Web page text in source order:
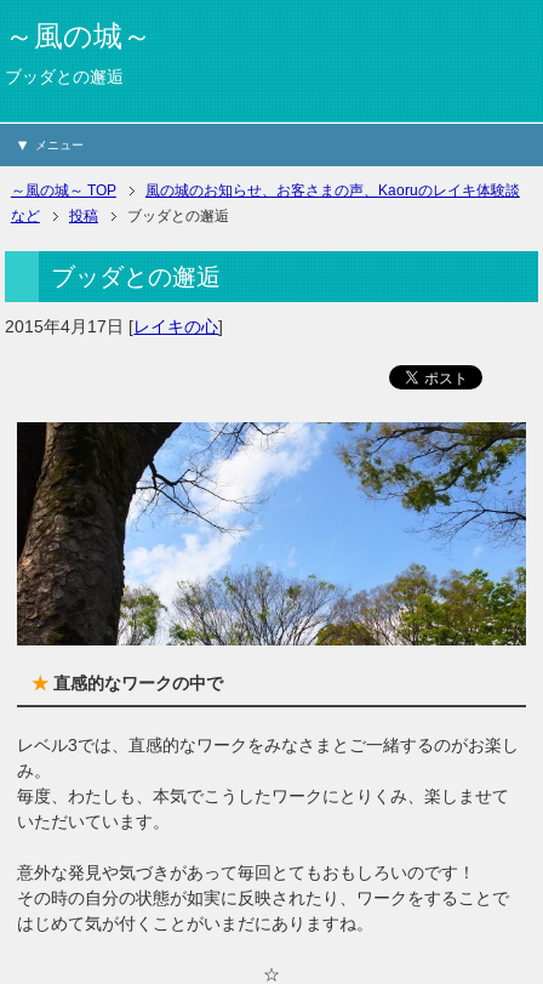
～風の城～
ブッダとの邂逅
メニュー
～風の城～ TOP
風の城のお知らせ、お客さまの声、Kaoruのレイキ体験談
など
投稿 ブッダとの邂逅
ブッダとの邂逅
2015年4月17日 [レイキの心]
★直感的なワークの中で
レベル3では、直感的なワークをみなさまとご一緒するのがお楽し
み。
毎度、わたしも、本気でこうしたワークにとりくみ、楽しませて
いただいています。
意外な発見や気づきがあって毎回とてもおもしろいのです！
その時の自分の状態が如実に反映されたり、ワークをすることで
はじめて気が付くことがいまだにありますね。
☆